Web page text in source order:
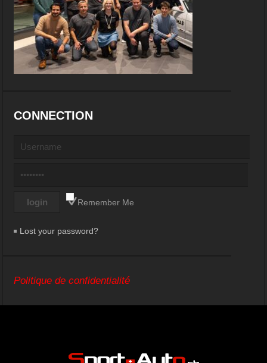
CONNECTION
Remember Me
Lost your password?
Politique de confidentialité